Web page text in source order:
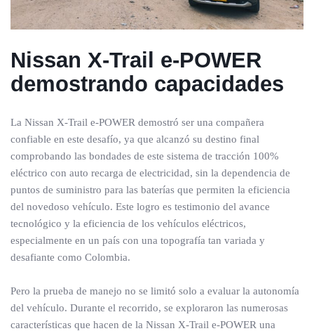
Nissan X-Trail e-POWER
demostrando capacidades
La Nissan X-Trail e-POWER demostró ser una compañera
confiable en este desafío, ya que alcanzó su destino final
comprobando las bondades de este sistema de tracción 100%
eléctrico con auto recarga de electricidad, sin la dependencia de
puntos de suministro para las baterías que permiten la eficiencia
del novedoso vehículo. Este logro es testimonio del avance
tecnológico y la eficiencia de los vehículos eléctricos,
especialmente en un país con una topografía tan variada y
desafiante como Colombia.
Pero la prueba de manejo no se limitó solo a evaluar la autonomía
del vehículo. Durante el recorrido, se exploraron las numerosas
características que hacen de la Nissan X-Trail e-POWER una